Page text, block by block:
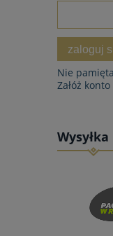
zaloguj
Nie
Załóż